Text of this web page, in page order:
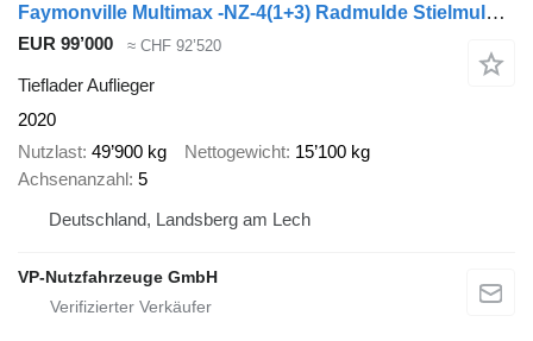
Faymonville Multimax -NZ-4(1+3) Radmulde Stielmulde auszieh
EUR 99’000 ≈ CHF 92’520
Tieflader Auflieger
2020
Nutzlast 49’900 kg Nettogewicht 15’100 kg
Achsenanzahl 5
Deutschland, Landsberg am Lech
VP-Nutzfahrzeuge GmbH